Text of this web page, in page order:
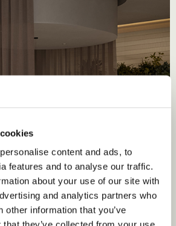
content and ads, to
features and to analyse our traffic.
about your use of our site with
and analytics partners who
other information that you’ve